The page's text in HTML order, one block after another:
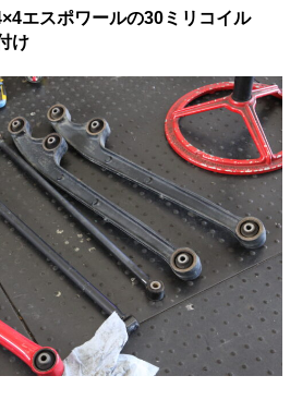
エスポワールの30ミリコイル
け